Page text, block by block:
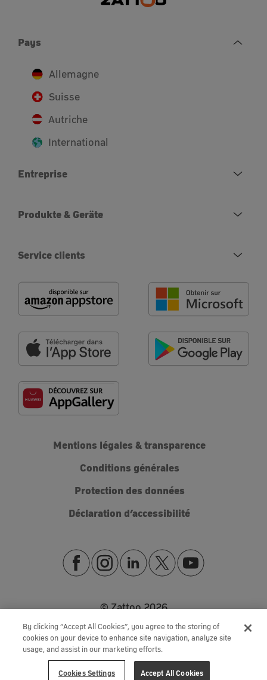
Pays
Allemagne
Suisse
Autriche
International
Entreprise
Produkte & Geräte
Service clients
Mentions légales & transparence
Conditions générales
Protection des données
Déclaration d’accessibilité
© Zattoo2026
By clicking “Accept All Cookies”, you agree to the storing of
cookies on your device to enhance site navigation, analyze site
usage, and assist in our marketing efforts.
Cookies Settings Accept All Cookies